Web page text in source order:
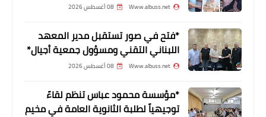
أخبار فلسطين
Www.albuss.net 08 أغسطس 2026
*فتح في صور تستقبل مدير المعهد
اللبناني التقني ومسؤول جمعية أجيال*
Www.albuss.net 08 أغسطس 2026
*مؤسسة محمود عباس تنظم لقاءً
توجيهياً لطلبة الثانوية العامة في مخيم